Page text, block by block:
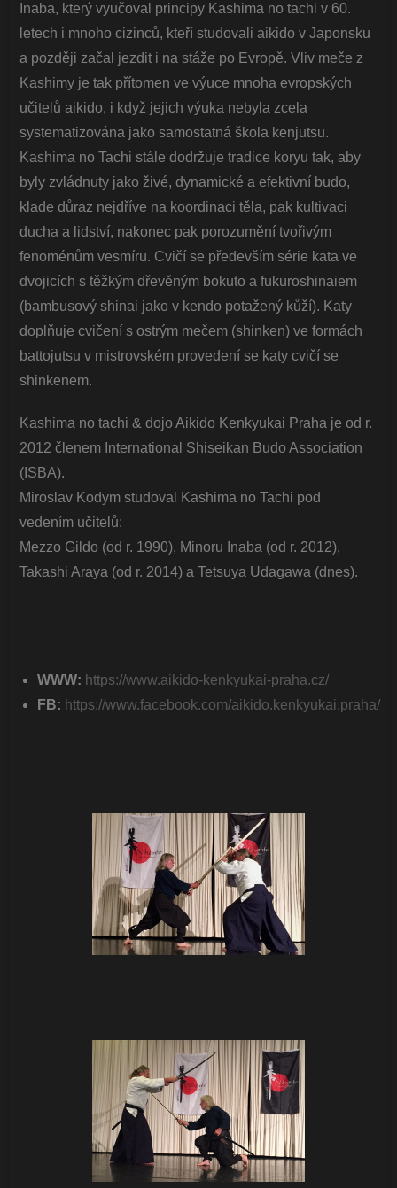
Inaba, který vyučoval principy Kashima no tachi v 60.
letech i mnoho cizinců, kteří studovali aikido v Japonsku
a později začal jezdit i na stáže po Evropě. Vliv meče z
Kashimy je tak přítomen ve výuce mnoha evropských
učitelů aikido, i když jejich výuka nebyla zcela
systematizována jako samostatná škola kenjutsu.
Kashima no Tachi stále dodržuje tradice koryu tak, aby
byly zvládnuty jako živé, dynamické a efektivní budo,
klade důraz nejdříve na koordinaci těla, pak kultivaci
ducha a lidství, nakonec pak porozumění tvořivým
fenoménům vesmíru. Cvičí se především série kata ve
dvojicích s těžkým dřevěným bokuto a fukuroshinaiem
(bambusový shinai jako v kendo potažený kůží). Katy
doplňuje cvičení s ostrým mečem (shinken) ve formách
battojutsu v mistrovském provedení se katy cvičí se
shinkenem.
Kashima no tachi & dojo Aikido Kenkyukai Praha je od r.
2012 členem International Shiseikan Budo Association
(ISBA).
Miroslav Kodym studoval Kashima no Tachi pod
vedením učitelů:
Mezzo Gildo (od r. 1990), Minoru Inaba (od r. 2012),
Takashi Araya (od r. 2014) a Tetsuya Udagawa (dnes).
WWW: https://www.aikido-kenkyukai-praha.cz/
FB: https://www.facebook.com/aikido.kenkyukai.praha/